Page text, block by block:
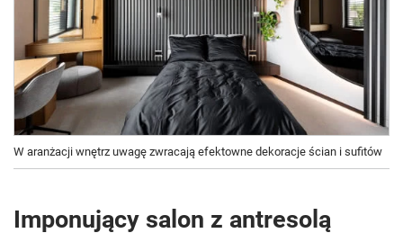
W aranżacji wnętrz uwagę zwracają efektowne dekoracje ścian i sufitów
Imponujący salon z antresolą